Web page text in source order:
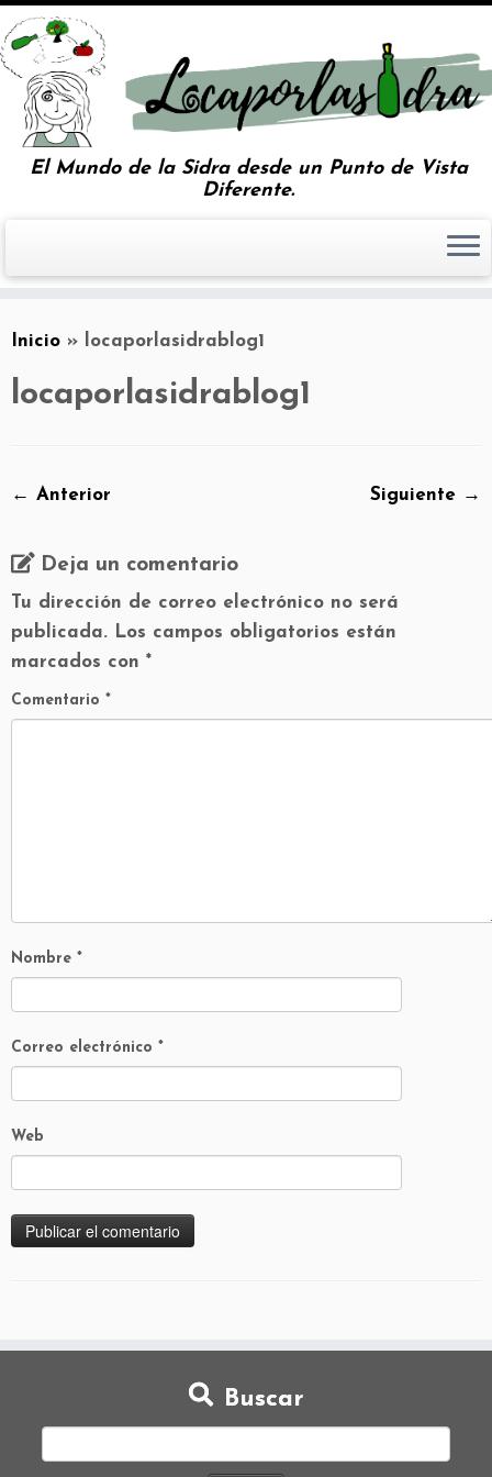
El Mundo de la Sidra desde un Punto de Vista
Diferente.
Inicio » locaporlasidrablog1
locaporlasidrablog1
← Anterior Siguiente →
Deja un comentario
Tu dirección de correo electrónico no será
publicada. Los campos obligatorios están
marcados con *
Comentario *
Nombre *
Correo electrónico *
Web
Buscar